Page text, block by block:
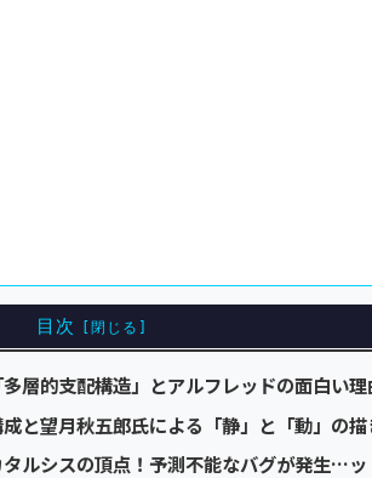
目次
層的支配構造」とアルフレッドの面白い理
と望月秋五郎氏による「静」と「動」の
ルシスの頂点！予測不能なバグが発生…ッ